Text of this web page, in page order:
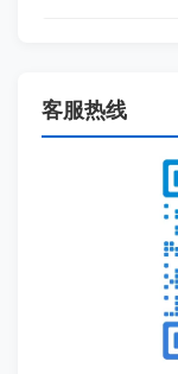
客服热线